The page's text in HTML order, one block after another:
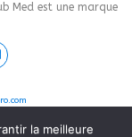
Med est une marque
la meilleure